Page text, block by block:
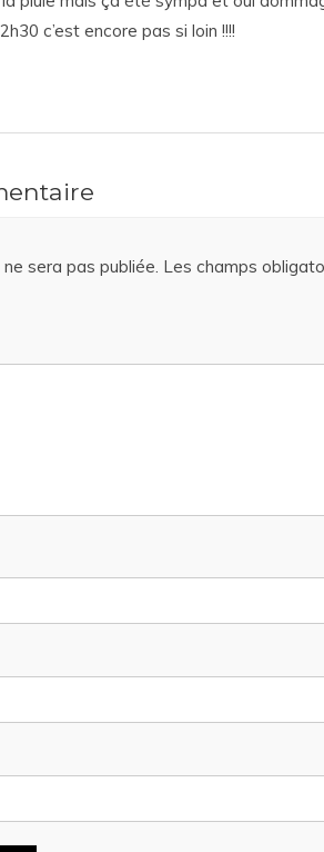
c’est encore pas si loin !!!!
sera pas publiée. Les champs